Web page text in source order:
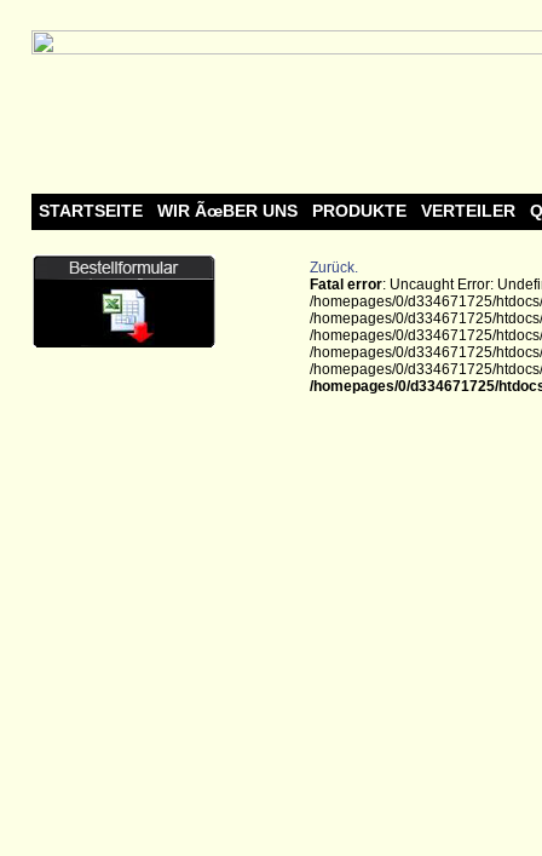
STARTSEITE WIR ÃœBER UNS PRODUKTE VERTEILER
Zurück.
Fatal error: Uncaught Error:
/homepages/0/d334671725/
/homepages/0/d334671725/
/homepages/0/d334671725/
/homepages/0/d334671725/
/homepages/0/d334671725/
/homepages/0/d334671725/